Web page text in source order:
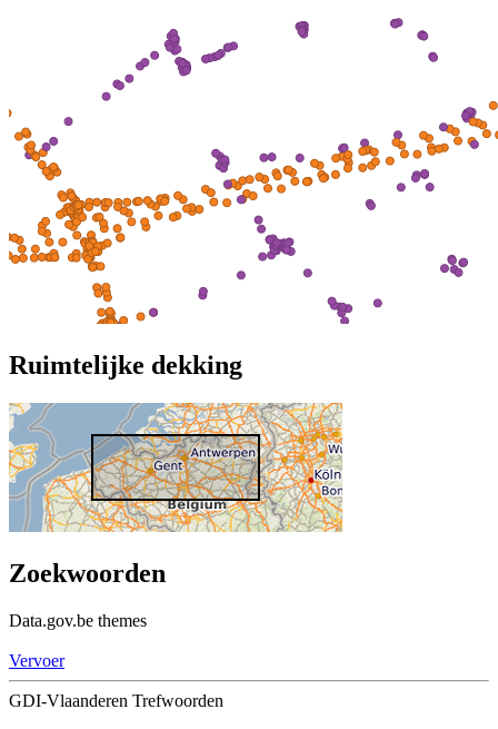
Ruimtelijke dekking
Zoekwoorden
Data.gov.be themes
Vervoer
GDI-Vlaanderen Trefwoorden